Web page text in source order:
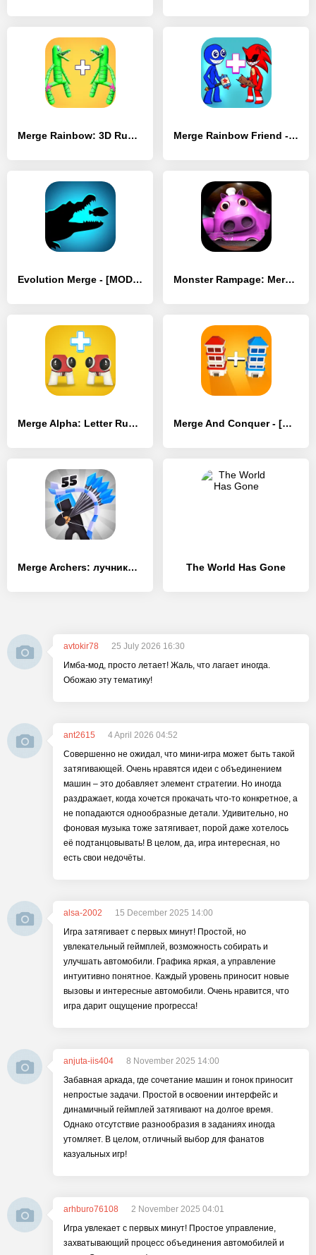
Merge Rainbow: 3D Run - [MOD Бесконечные деньги] Merge Rainbow Friend - [MOD Бесконечные деньги]
Evolution Merge - [MOD Бесконечные монеты] Monster Rampage: Merge Rainbow - [MOD Бесконечные монеты]
Merge Alpha: Letter Run - [MOD Много монет] Merge And Conquer - [MOD Бесконечные деньги]
Merge Archers: лучники мердж - [MOD Бесконечные монеты] The World Has Gone
avtokir78
25 July 2026 16:30
Имба-мод, просто летает! Жаль, что лагает иногда.
Обожаю эту тематику!
ant2615
4 April 2026 04:52
Совершенно не ожидал, что мини-игра может быть такой
затягивающей. Очень нравятся идеи с объединением
машин – это добавляет элемент стратегии. Но иногда
раздражает, когда хочется прокачать что-то конкретное, а
не попадаются однообразные детали. Удивительно, но
фоновая музыка тоже затягивает, порой даже хотелось
её подтанцовывать! В целом, да, игра интересная, но
есть свои недочёты.
alsa-2002
15 December 2025 14:00
Игра затягивает с первых минут! Простой, но
увлекательный геймплей, возможность собирать и
улучшать автомобили. Графика яркая, а управление
интуитивно понятное. Каждый уровень приносит новые
вызовы и интересные автомобили. Очень нравится, что
игра дарит ощущение прогресса!
anjuta-iis404
8 November 2025 14:00
Забавная аркада, где сочетание машин и гонок приносит
непростые задачи. Простой в освоении интерфейс и
динамичный геймплей затягивают на долгое время.
Однако отсутствие разнообразия в заданиях иногда
утомляет. В целом, отличный выбор для фанатов
казуальных игр!
arhburo76108
2 November 2025 04:01
Игра увлекает с первых минут! Простое управление,
захватывающий процесс объединения автомобилей и